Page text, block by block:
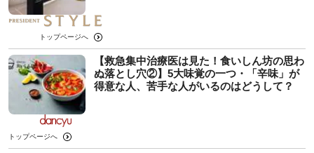
トップページへ
【救急集中治療医は見た！食いしん坊の思わ
ぬ落とし穴②】5大味覚の一つ・「辛味」が
得意な人、苦手な人がいるのはどうして？
トップページへ